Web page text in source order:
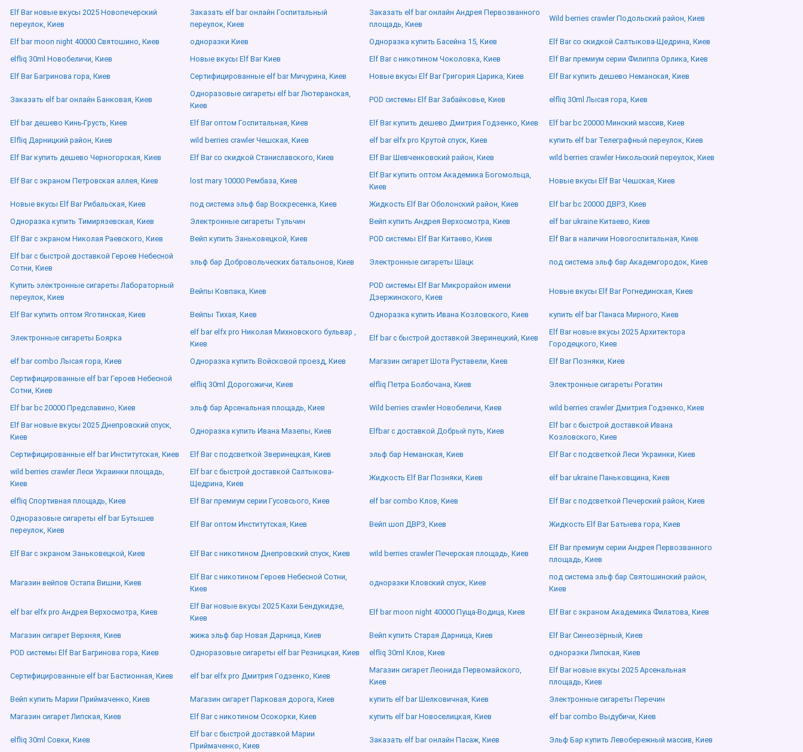
Elf Bar новые вкусы 2025 Новопечерский
переулок, Киев
Заказать elf bar онлайн Госпитальный
переулок, Киев
Заказать elf bar онлайн Андрея Первозванного
площадь, Киев
Wild berries crawler Подольский район, Киев
Elf bar moon night 40000 Святошино, Киев одноразки Киев Одноразка купить Басейна 15, Киев
Elf Bar со скидкой Салтыкова-Щедрина, Киев
elfliq 30ml Новобеличи, Киев
Новые вкусы Elf Bar Киев Elf Bar с никотином Чоколовка, Киев
Elf Bar премиум серии Филиппа Орлика, Киев
Elf Bar Багринова гора, Киев
Сертифицированные elf bar Мичурина, Киев Новые вкусы Elf Bar Григория Царика, Киев Elf Bar купить дешево Неманская, Киев
Заказать elf bar онлайн Банковая, Киев
Одноразовые сигареты elf bar Лютеранская,
Киев
POD системы Elf Bar Забайковье, Киев elfliq 30ml Лысая гора, Киев
Elf bar дешево Кинь-Грусть, Киев Elf Bar оптом Госпитальная, Киев Elf Bar купить дешево Дмитрия Годзенко, Киев
Elf bar bc 20000 Минский массив, Киев
Elfliq Дарницкий район, Киев
wild berries crawler Чешская, Киев elf bar elfx pro Крутой спуск, Киев
купить elf bar Телеграфный переулок, Киев
Elf Bar купить дешево Черногорская, Киев
Elf Bar со скидкой Станиславского, Киев Elf Bar Шевченковский район, Киев wild berries crawler Никольский переулок, Киев
Elf Bar с экраном Петровская аллея, Киев lost mary 10000 Рембаза, Киев
Elf Bar купить оптом Академика Богомольца,
Киев
Новые вкусы Elf Bar Чешская, Киев
Новые вкусы Elf Bar Рибальская, Киев под система эльф бар Воскресенка, Киев Жидкость Elf Bar Оболонский район, Киев
Elf bar bc 20000 ДВРЗ, Киев
Одноразка купить Тимирязевская, Киев
Электронные сигареты Тульчин Вейп купить Андрея Верхосмотра, Киев
elf bar ukraine Китаево, Киев
Elf Bar с экраном Николая Раевского, Киев
Вейп купить Заньковецкой, Киев POD системы Elf Bar Китаево, Киев
Elf Bar в наличии Новогоспитальная, Киев
Elf bar с быстрой доставкой Героев Небесной
Сотни, Киев
эльф бар Добровольческих батальонов, Киев Электронные сигареты Шацк под система эльф бар Академгородок, Киев
Купить электронные сигареты Лабораторный
переулок, Киев
Вейпы Ковпака, Киев
POD системы Elf Bar Микрорайон имени
Дзержинского, Киев
Новые вкусы Elf Bar Рогнединская, Киев
Elf Bar купить оптом Яготинская, Киев Вейпы Тихая, Киев Одноразка купить Ивана Козловского, Киев купить elf bar Панаса Мирного, Киев
Электронные сигареты Боярка
elf bar elfx pro Николая Михновского бульвар ,
Киев
Elf bar с быстрой доставкой Зверинецкий, Киев
Elf Bar новые вкусы 2025 Архитектора
Городецкого, Киев
elf bar combo Лысая гора, Киев
Одноразка купить Войсковой проезд, Киев Магазин сигарет Шота Руставели, Киев
Elf Bar Позняки, Киев
Сертифицированные elf bar Героев Небесной
Сотни, Киев
elfliq 30ml Дорогожичи, Киев elfliq Петра Болбочана, Киев Электронные сигареты Рогатин
Elf bar bc 20000 Предславино, Киев эльф бар Арсенальная площадь, Киев Wild berries crawler Новобеличи, Киев
wild berries crawler Дмитрия Годзенко, Киев
Elf Bar новые вкусы 2025 Днепровский спуск,
Киев
Одноразка купить Ивана Мазепы, Киев Elfbar с доставкой Добрый путь, Киев
Elf bar с быстрой доставкой Ивана
Козловского, Киев
Сертифицированные elf bar Институтская, Киев
Elf Bar с подсветкой Зверинецкая, Киев эльф бар Неманская, Киев
Elf Bar с подсветкой Леси Украинки, Киев
wild berries crawler Леси Украинки площадь,
Киев
Elf bar с быстрой доставкой Салтыкова-
Щедрина, Киев
Жидкость Elf Bar Позняки, Киев elf bar ukraine Паньковщина, Киев
elfliq Спортивная площадь, Киев Elf Bar премиум серии Гусовсього, Киев elf bar combo Клов, Киев
Elf Bar с подсветкой Печерский район, Киев
Одноразовые сигареты elf bar Бутышев
переулок, Киев
Elf Bar оптом Институтская, Киев Вейп шоп ДВРЗ, Киев Жидкость Elf Bar Батыева гора, Киев
Elf Bar с экраном Заньковецкой, Киев Elf Bar с никотином Днепровский спуск, Киев wild berries crawler Печерская площадь, Киев
Elf Bar премиум серии Андрея Первозванного
площадь, Киев
Магазин вейпов Остапа Вишни, Киев
Elf Bar с никотином Героев Небесной Сотни,
Киев
одноразки Кловский спуск, Киев
под система эльф бар Святошинский район,
Киев
elf bar elfx pro Андрея Верхосмотра, Киев
Elf Bar новые вкусы 2025 Кахи Бендукидзе,
Киев
Elf bar moon night 40000 Пуща-Водица, Киев Elf Bar с экраном Академика Филатова, Киев
Магазин сигарет Верхняя, Киев жижа эльф бар Новая Дарница, Киев Вейп купить Старая Дарница, Киев
Elf Bar Синеозёрный, Киев
POD системы Elf Bar Багринова гора, Киев
Одноразовые сигареты elf bar Резницкая, Киев elfliq 30ml Клов, Киев одноразки Липская, Киев
Сертифицированные elf bar Бастионная, Киев elf bar elfx pro Дмитрия Годзенко, Киев
Магазин сигарет Леонида Первомайского,
Киев
Elf Bar новые вкусы 2025 Арсенальная
площадь, Киев
Вейп купить Марии Приймаченко, Киев
Магазин сигарет Парковая дорога, Киев купить elf bar Шелковичная, Киев
Электронные сигареты Перечин
Магазин сигарет Липская, Киев
Elf Bar с никотином Осокорки, Киев купить elf bar Новоселицкая, Киев elf bar combo Выдубичи, Киев
elfliq 30ml Совки, Киев
Elf bar с быстрой доставкой Марии
Приймаченко, Киев
Заказать elf bar онлайн Пасаж, Киев Эльф Бар купить Левобережный массив, Киев